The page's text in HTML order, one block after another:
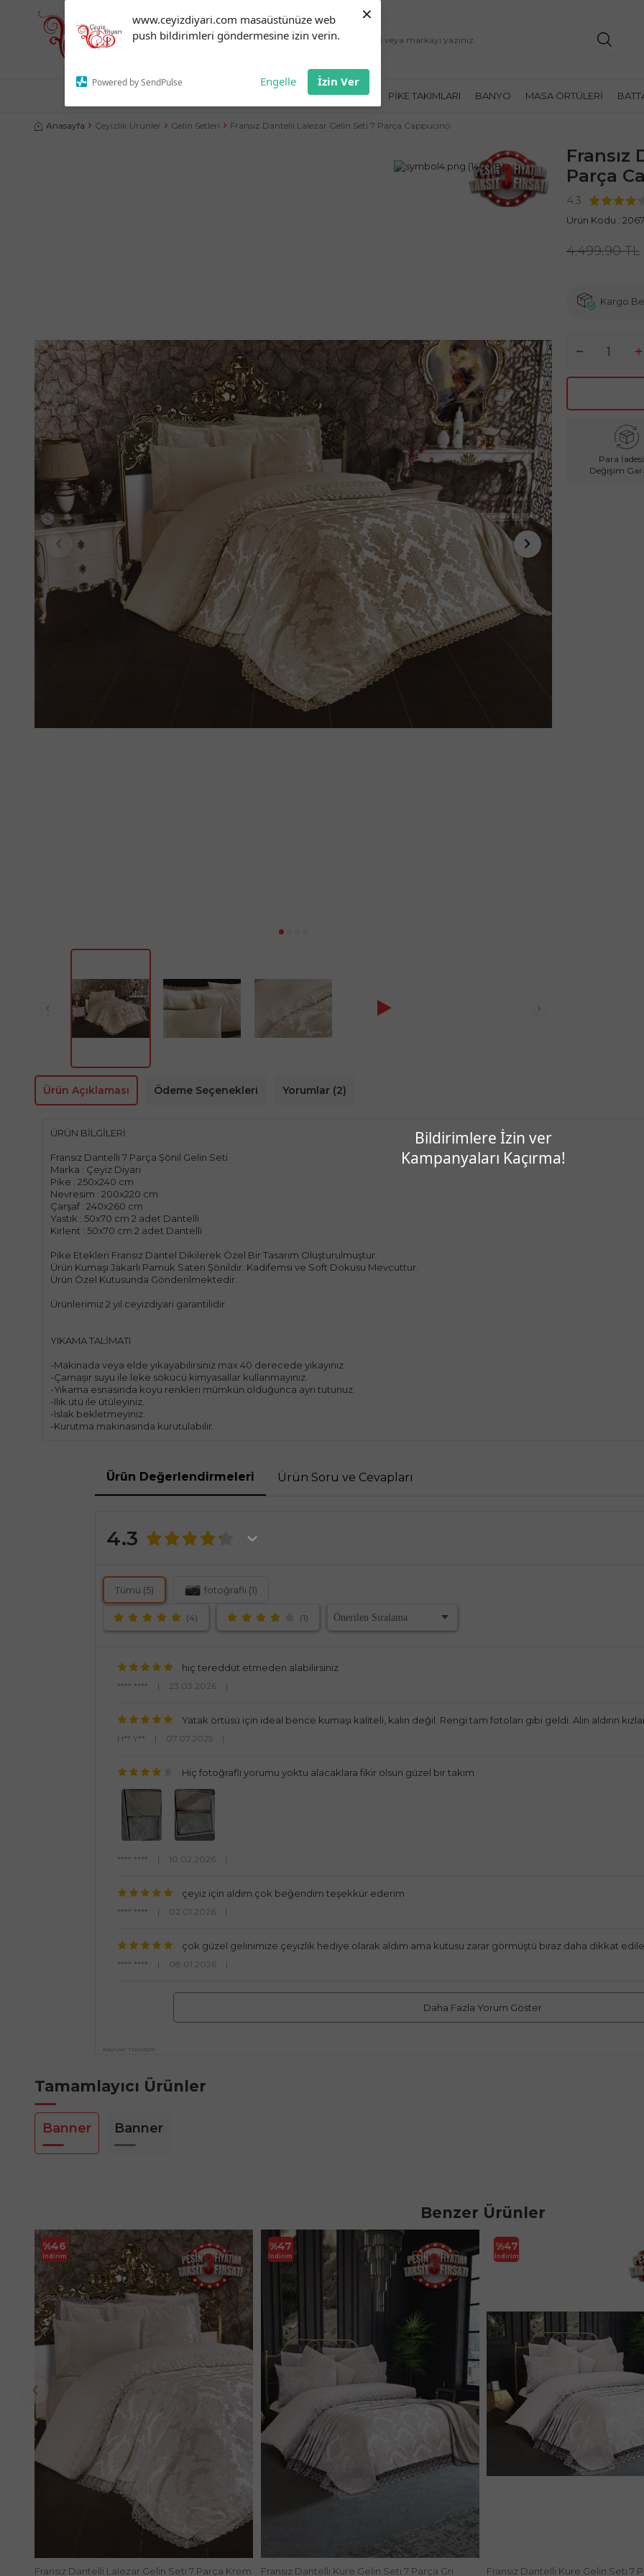
www.ceyizdiyari.com masaüstünüze web
push bildirimleri göndermesine izin verin.
Powered by SendPulse Engelle İzin Ver
×
Bildirimlere İzin ver
Kampanyaları Kaçırma!
notifications!
To enable permission prompts, click
on the notification icon
YATAK ÖRTÜLERI PIKE TAKIMLARI BANYO MASA ÖRTÜLERI
Anasayfa Çeyizlik Ürünler Gelin Setleri Fransız Dantelli Lalezar Gelin Seti 7 Parça Cappucino
Fransız
Parça
4.3
Ürün Kodu :
4.499,90TL
Kargo
Para
Değişim
Ürün Açıklaması Ödeme Seçenekleri Yorumlar (2)
ÜRÜN BİLGİLERİ
Fransız Dantelli 7 Parça Şönil Gelin Seti
Marka : Çeyiz Diyarı
Pike : 250x240 cm
Nevresim : 200x220 cm
Çarşaf : 240x260 cm
Yastık : 50x70 cm 2 adet Dantelli
Kırlent : 50x70 cm 2 adet Dantelli
Pike Etekleri Fransız Dantel Dikilerek Özel Bir Tasarım Oluşturulmuştur.
Ürün Kumaşı Jakarlı Pamuk Saten Şönildir. Kadifemsi ve Soft Dokusu Mevcuttur.
Ürün Özel Kutusunda Gönderilmektedir.
Ürünlerimiz 2 yıl ceyizdiyari garantilidir.
YIKAMA TALİMATI
-Makinada veya elde yıkayabilirsiniz max 40 derecede yıkayınız.
-Çamaşır suyu ile leke sökücü kimyasallar kullanmayınız.
-Yıkama esnasında koyu renkleri mümkün olduğunca ayrı tutunuz.
-Ilık ütü ile ütüleyiniz.
-Islak bekletmeyiniz.
-Kurutma makinasında kurutulabilir.
Ürün Değerlendirmeleri Ürün Soru ve Cevapları
4.3
Tümü (5) fotoğraflı (1)
(4) (1)
hiç tereddüt etmeden alabilirsiniz
**** **** | 23.03.2026 |
Yatak örtüsü için ideal bence kumaşı kaliteli, kalın değil. Rengi tam fotoları gibi geldi. Alın aldırın
H** Y** | 07.07.2025 |
Hiç fotoğraflı yorumu yoktu alacaklara fikir olsun güzel bir takım
**** **** | 10.02.2026 |
çeyiz için aldım çok beğendim teşekkür ederim
**** **** | 02.01.2026 |
çok güzel gelinimize çeyizlik hediye olarak aldım ama kutusu zarar görmüştü biraz daha dikkat
**** **** | 08.01.2026 |
Daha Fazla Yorum Göster
Kaynak: Trendyol
Tamamlayıcı Ürünler
Banner Banner
Benzer Ürünler
%46
İndirim
Fransız Dantelli Lalezar Gelin Seti 7 Parça Krem
%47
İndirim
Fransız Dantelli Kure Gelin Seti 7 Parça Gri
%47
İndirim
Fransız Dantelli Kure Gelin Seti 7